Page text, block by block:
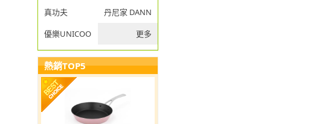
真功夫
丹尼家 DANNY JIA
優樂UNICOOK
更多
熱銷TOP5